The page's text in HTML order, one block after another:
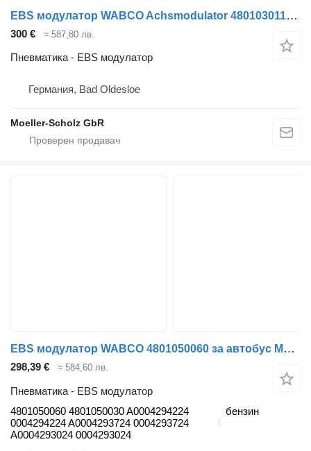
EBS модулатор WABCO Achsmodulator 4801030110 Modulator Actros за автобус Mercedes-Benz Citaro
300 € ≈ 587,80 лв.
Пневматика - EBS модулатор
Германия, Bad Oldesloe
Moeller-Scholz GbR
EBS модулатор WABCO 4801050060 за автобус Mercedes-Benz Citaro II (1996-)
298,39 € ≈ 584,60 лв.
Пневматика - EBS модулатор
4801050060 4801050030 A0004294224
0004294224 A0004293724 0004293724
A0004293024 0004293024
бензин